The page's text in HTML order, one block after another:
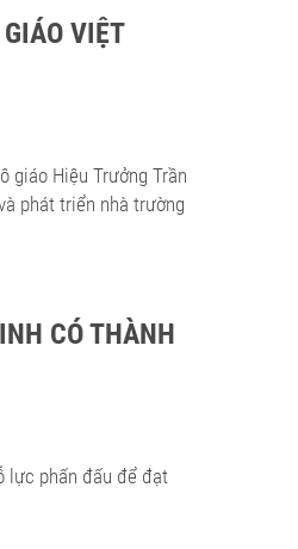
VIỆT
giáo Hiệu Trưởng Trần
phát triển nhà trường
CÓ THÀNH
lực phấn đấu để đạt